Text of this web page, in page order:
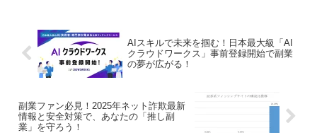
さんが今後の作品制作に活かせるヒント
が満載です！
AIスキルで未来を掴む！日本最大級「AI
クラウドワークス」事前登録開始で副業
の夢が広がる！
副業ファン必見！2025年ネット詐欺最新
情報と安全対策で、あなたの「推し副
業」を守ろう！